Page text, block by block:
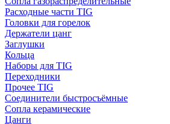
Расходные части TIG
Головки для горелок
Держатели цанг
Заглушки
Кольца
Наборы для TIG
Переходники
Прочее TIG
Соединители быстросъёмные
Сопла керамические
Цанги